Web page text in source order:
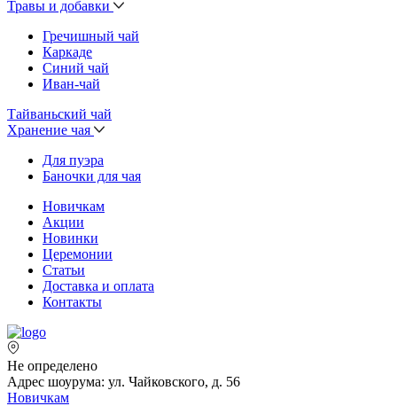
Травы и добавки
Гречишный чай
Каркаде
Синий чай
Иван-чай
Тайваньский чай
Хранение чая
Для пуэра
Баночки для чая
Новичкам
Акции
Новинки
Церемонии
Статьи
Доставка и оплата
Контакты
Не определено
Адрес шоурума: ул. Чайковского, д. 56
Новичкам